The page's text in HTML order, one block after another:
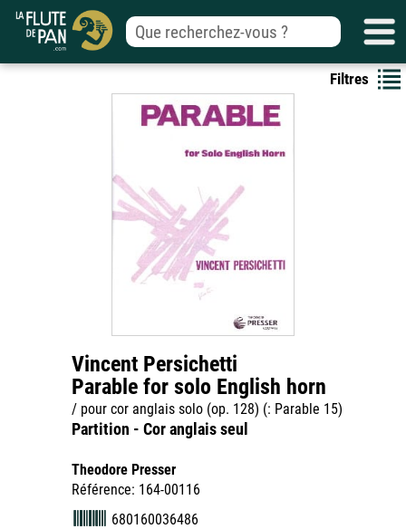
Filtres
Vincent Persichetti
Parable for solo English horn
/ pour cor anglais solo (op. 128) (: Parable 15)
Partition - Cor anglais seul
Theodore Presser
Référence: 164-00116
680160036486